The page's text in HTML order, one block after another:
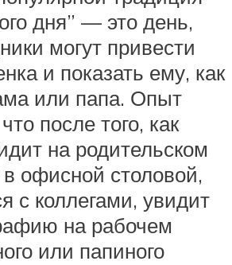
дня” — это день,
могут привести
и показать ему, как
или папа. Опыт
после того, как
на родительском
в офисной столовой,
с коллегами, увидит
на рабочем
или папиного